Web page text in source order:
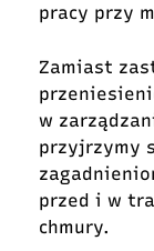
pracy przy
Zamiast
w
przyjrzymy
przed i w
chmury.